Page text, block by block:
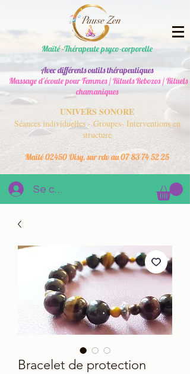
Maïté -Thérapeute psyco-corporelle
Avec différents outils thérapeutiques
Massage d'écoute pour Femmes / Rituels Rebozos / Rituels
chamaniques
UNIVERS SONORE
Séances individuelles - Groupes- Interventions en
structure
Maïté 02450 Oisy, sur rdv au07 83 74 52 25
Se connecter
Bracelet de protection